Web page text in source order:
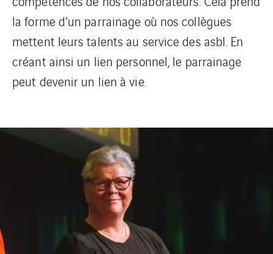
la forme d’un parrainage où nos collègues
mettent leurs talents au service des asbl. En
créant ainsi un lien personnel, le parrainage
peut devenir un lien à vie.